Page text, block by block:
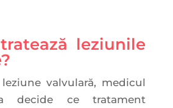
leziunile
valvulară, medicul
decide ce tratament